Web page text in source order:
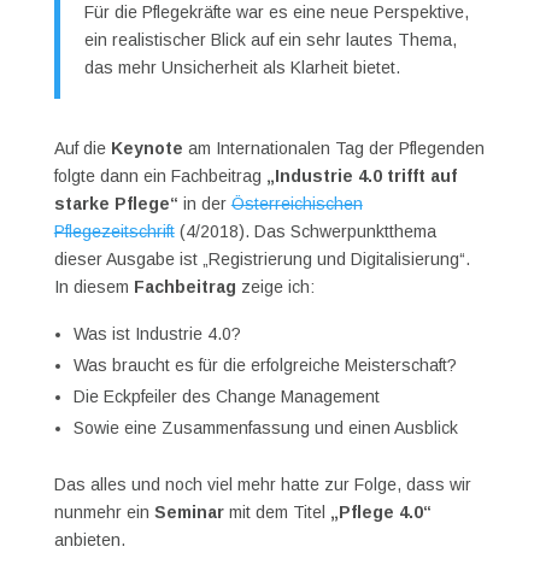
Für die Pflegekräfte war es eine neue Perspektive,
ein realistischer Blick auf ein sehr lautes Thema,
das mehr Unsicherheit als Klarheit bietet.
Auf die Keynote am Internationalen Tag der Pflegenden
folgte dann ein Fachbeitrag „Industrie 4.0 trifft auf
starke Pflege“ in derÖsterreichischen
Pflegezeitschrift(4/2018). Das Schwerpunktthema
dieser Ausgabe ist „Registrierung und Digitalisierung“.
In diesem Fachbeitrag zeige ich:
Was ist Industrie 4.0?
Was braucht es für die erfolgreiche Meisterschaft?
Die Eckpfeiler des Change Management
Sowie eine Zusammenfassung und einen Ausblick
Das alles und noch viel mehr hatte zur Folge, dass wir
nunmehr ein Seminarmit dem Titel „Pflege 4.0“
anbieten.